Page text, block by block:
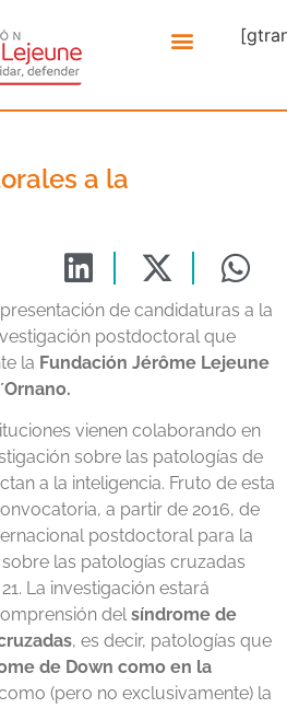
a la
de candidaturas a la
postdoctoral que
la Fundación Jérôme Lejeune
vienen colaborando en
sobre las patologías de
a la inteligencia. Fruto de esta
a partir de 2016, de
postdoctoral para la
las patologías cruzadas
La investigación estará
delsíndrome de
, es decir, patologías que
de Down como en la
(pero no exclusivamente) la